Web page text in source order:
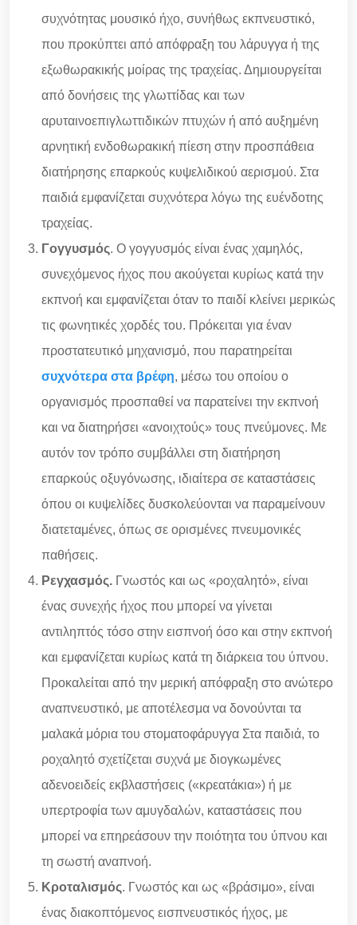
συχνότητας μουσικό ήχο, συνήθως εκπνευστικό,
που προκύπτει από απόφραξη του λάρυγγα ή της
εξωθωρακικής μοίρας της τραχείας. Δημιουργείται
από δονήσεις της γλωττίδας και των
αρυταινοεπιγλωττιδικών πτυχών ή από αυξημένη
αρνητική ενδοθωρακική πίεση στην προσπάθεια
διατήρησης επαρκούς κυψελιδικού αερισμού. Στα
παιδιά εμφανίζεται συχνότερα λόγω της ευένδοτης
τραχείας.
Γογγυσμός. Ο γογγυσμός είναι ένας χαμηλός,
συνεχόμενος ήχος που ακούγεται κυρίως κατά την
εκπνοή και εμφανίζεται όταν το παιδί κλείνει μερικώς
τις φωνητικές χορδές του. Πρόκειται για έναν
προστατευτικό μηχανισμό, που παρατηρείται
συχνότερα στα βρέφη, μέσω του οποίου ο
οργανισμός προσπαθεί να παρατείνει την εκπνοή
και να διατηρήσει «ανοιχτούς» τους πνεύμονες. Με
αυτόν τον τρόπο συμβάλλει στη διατήρηση
επαρκούς οξυγόνωσης, ιδιαίτερα σε καταστάσεις
όπου οι κυψελίδες δυσκολεύονται να παραμείνουν
διατεταμένες, όπως σε ορισμένες πνευμονικές
παθήσεις.
Ρεγχασμός. Γνωστός και ως «ροχαλητό», είναι
ένας συνεχής ήχος που μπορεί να γίνεται
αντιληπτός τόσο στην εισπνοή όσο και στην εκπνοή
και εμφανίζεται κυρίως κατά τη διάρκεια του ύπνου.
Προκαλείται από την μερική απόφραξη στο ανώτερο
αναπνευστικό, με αποτέλεσμα να δονούνται τα
μαλακά μόρια του στοματοφάρυγγα Στα παιδιά, το
ροχαλητό σχετίζεται συχνά με διογκωμένες
αδενοειδείς εκβλαστήσεις («κρεατάκια») ή με
υπερτροφία των αμυγδαλών, καταστάσεις που
μπορεί να επηρεάσουν την ποιότητα του ύπνου και
τη σωστή αναπνοή.
Κροταλισμός. Γνωστός και ως «βράσιμο», είναι
ένας διακοπτόμενος εισπνευστικός ήχος, με